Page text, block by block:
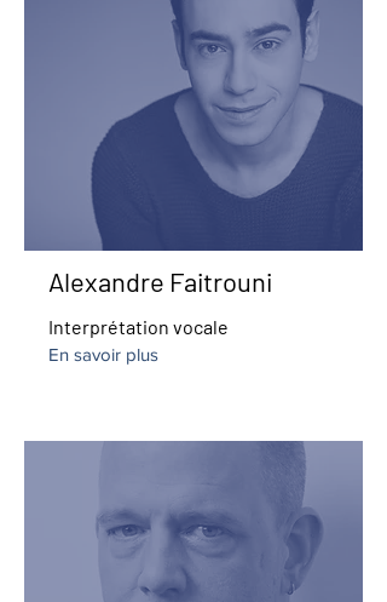
Alexandre Faitrouni
Interprétation vocale
En savoir plus